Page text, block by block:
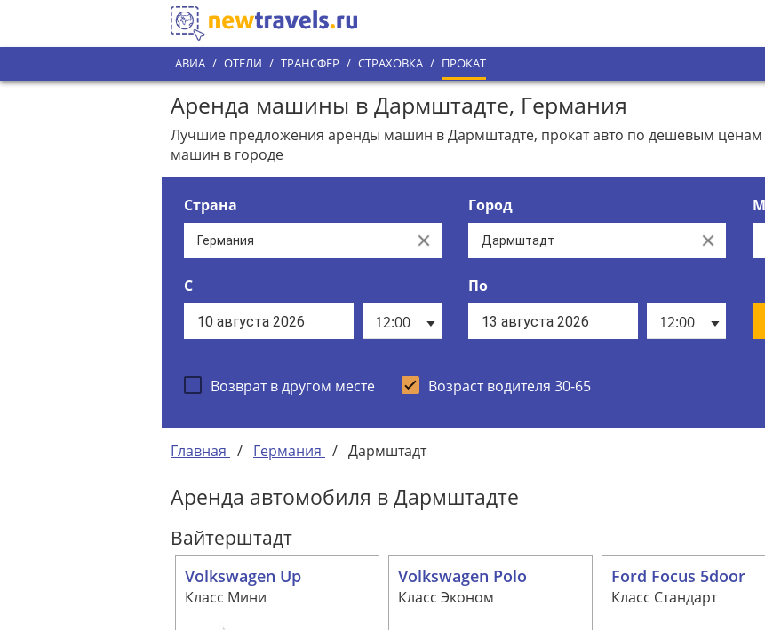
АВИА / ОТЕЛИ / ТРАНСФЕР / СТРАХОВКА / ПРОКАТ
Аренда машины в Дармштадте, Германия
Лучшие предложения аренды машин в Дармштадте, прокат авто по дешевым ценам
машин в городе
Страна
Clear
Город
Clear
С
12:00
По
12:00
Возврат в другом месте Возраст водителя 30-65
Главная / Германия / Дармштадт
Аренда автомобиля в Дармштадте
Вайтерштадт
Volkswagen Up
Класс Мини
Volkswagen Polo
Класс Эконом
Ford Focus 5door
Класс Стандарт